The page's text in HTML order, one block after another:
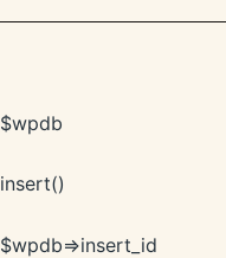
$wpdb
insert()
$wpdb=>insert_id